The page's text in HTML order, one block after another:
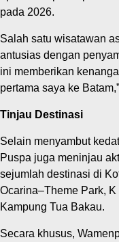
pada 2026.
Salah satu wisatawan
antusias dengan
ini memberikan
pertama saya ke
Tinjau Destinasi
Selain menyambut
Puspa juga meninjau
sejumlah destinasi di
Ocarina–Theme Park,
Kampung Tua Bakau.
Secara khusus,